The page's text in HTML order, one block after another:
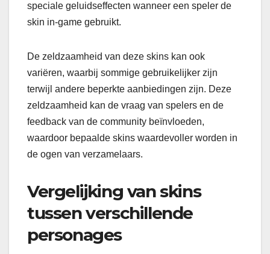
speciale geluidseffecten wanneer een speler de
skin in-game gebruikt.
De zeldzaamheid van deze skins kan ook
variëren, waarbij sommige gebruikelijker zijn
terwijl andere beperkte aanbiedingen zijn. Deze
zeldzaamheid kan de vraag van spelers en de
feedback van de community beïnvloeden,
waardoor bepaalde skins waardevoller worden in
de ogen van verzamelaars.
Vergelijking van skins
tussen verschillende
personages